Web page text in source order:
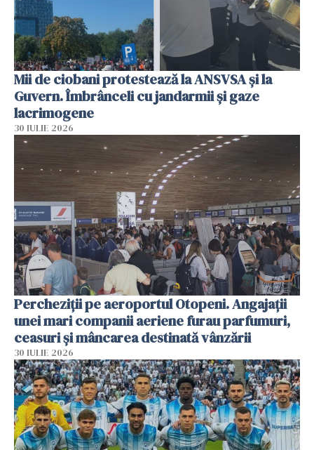
Mii de ciobani protestează la ANSVSA și la
Guvern. Îmbrânceli cu jandarmii și gaze
lacrimogene
30 IULIE 2026
Percheziții pe aeroportul Otopeni. Angajații
unei mari companii aeriene furau parfumuri,
ceasuri și mâncarea destinată vânzării
30 IULIE 2026